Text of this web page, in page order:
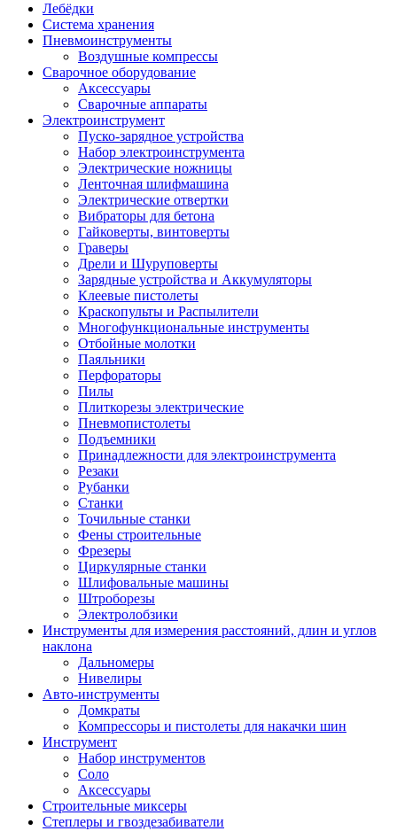
Лебёдки
Система хранения
Пневмоинструменты
Воздушные компрессы
Сварочное оборудование
Аксессуары
Сварочные аппараты
Электроинструмент
Пуско-зарядное устройства
Набор электроинструмента
Электрические ножницы
Ленточная шлифмашина
Электрические отвертки
Вибраторы для бетона
Гайковерты, винтоверты
Граверы
Дрели и Шуруповерты
Зарядные устройства и Аккумуляторы
Клеевые пистолеты
Краскопульты и Распылители
Многофункциональные инструменты
Отбойные молотки
Паяльники
Перфораторы
Пилы
Плиткорезы электрические
Пневмопистолеты
Подъемники
Принадлежности для электроинструмента
Резаки
Рубанки
Станки
Точильные станки
Фены строительные
Фрезеры
Циркулярные станки
Шлифовальные машины
Штроборезы
Электролобзики
Инструменты для измерения расстояний, длин и углов
наклона
Дальномеры
Нивелиры
Авто-инструменты
Домкраты
Компрессоры и пистолеты для накачки шин
Инструмент
Набор инструментов
Соло
Аксессуары
Строительные миксеры
Степлеры и гвоздезабиватели